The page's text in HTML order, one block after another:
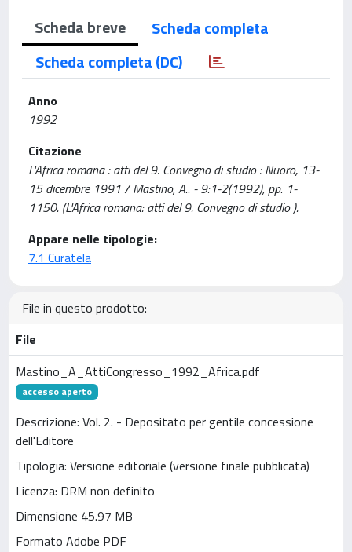
Scheda breve
Scheda completa
Scheda completa (DC)
Anno
1992
Citazione
L'Africa romana : atti del 9. Convegno di studio : Nuoro, 13-
15 dicembre 1991 / Mastino, A.. - 9:1-2(1992), pp. 1-
1150. (L'Africa romana: atti del 9. Convegno di studio ).
Appare nelle tipologie:
7.1 Curatela
File in questo prodotto:
File
Mastino_A_AttiCongresso_1992_Africa.pdf
accesso aperto
Descrizione: Vol. 2. - Depositato per gentile concessione
dell'Editore
Tipologia: Versione editoriale (versione finale pubblicata)
Licenza: DRM non definito
Dimensione 45.97 MB
Formato Adobe PDF